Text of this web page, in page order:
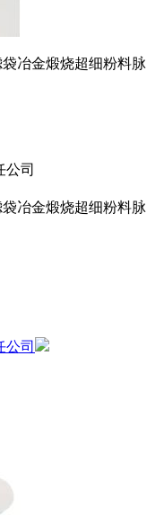
冶金煅烧超细粉料脉
公司
冶金煅烧超细粉料脉
公司